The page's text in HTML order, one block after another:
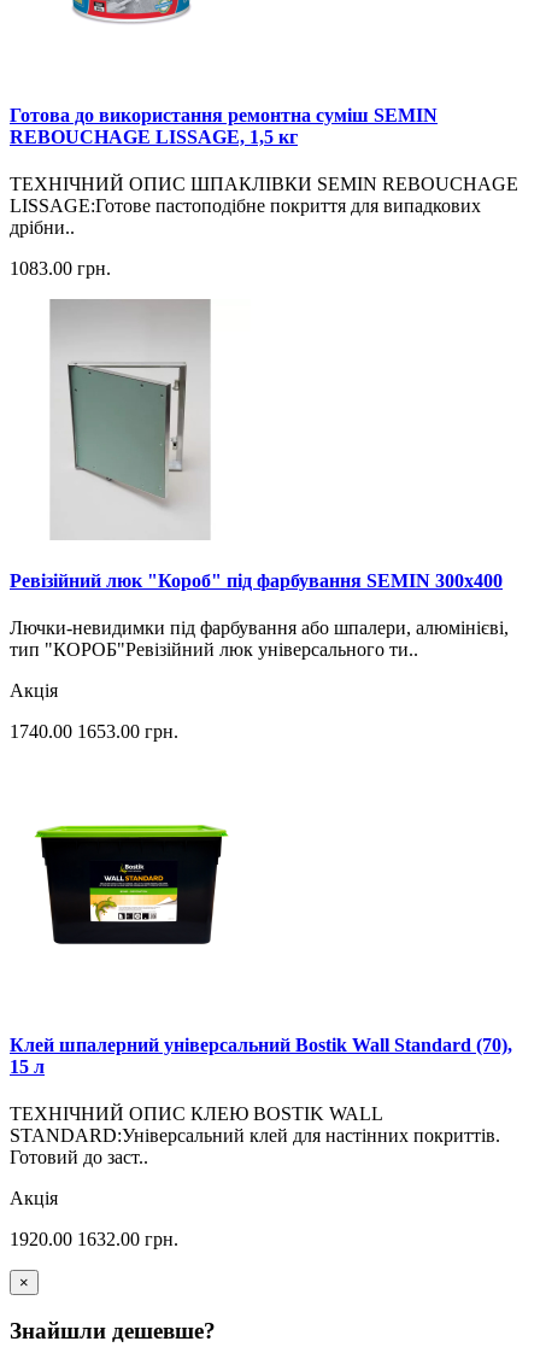
Готова до використання ремонтна суміш SEMIN
REBOUCHAGE LISSAGE, 1,5 кг
ТЕХНІЧНИЙ ОПИС ШПАКЛІВКИ SEMIN REBOUCHAGE
LISSAGE:Готове пастоподібне покриття для випадкових
дрібни..
1083.00 грн.
Ревізійний люк "Короб" під фарбування SEMIN 300х400
Лючки-невидимки під фарбування або шпалери, алюмінієві,
тип "КОРОБ" Ревізійний люк універсального ти..
Акція
1740.00 1653.00 грн.
Клей шпалерний універсальний Bostik Wall Standard (70),
15 л
ТЕХНІЧНИЙ ОПИС КЛЕЮ BOSTIK WALL
STANDARD:Універсальний клей для настінних покриттів.
Готовий до заст..
Акція
1920.00 1632.00 грн.
×
Знайшли дешевше?